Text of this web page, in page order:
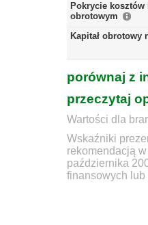
Pokrycie kosztów
obrotowym
Kapitał obrotowy
porównaj z
przeczytaj
Wartości dla
Wskaźniki
rekomendacją
października
finansowych lub